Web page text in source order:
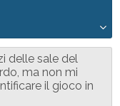
delle sale del
ma non mi
il gioco in